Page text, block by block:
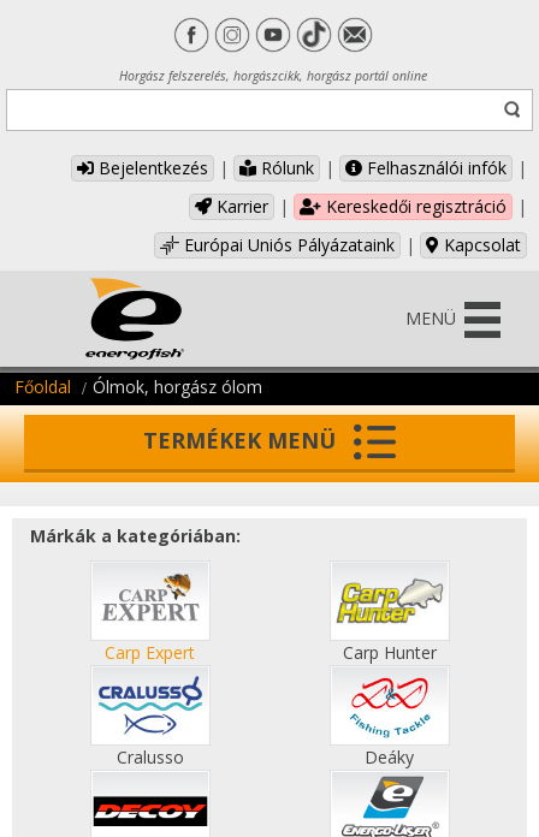
Horgász felszerelés, horgászcikk, horgász portál online
Bejelentkezés | Rólunk | Felhasználói infók
|
Karrier
| Kereskedői regisztráció
|
Európai Uniós Pályázataink
| Kapcsolat
MENÜ
Főoldal Ólmok, horgász ólom
TERMÉKEK MENÜ
Márkák a kategóriában:
Carp Expert Carp Hunter
Cralusso Deáky